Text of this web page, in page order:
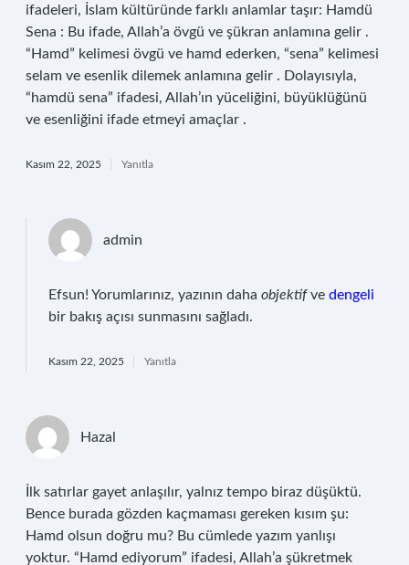
ifadeleri, İslam kültüründe farklı anlamlar taşır: Hamdü
Sena : Bu ifade, Allah’a övgü ve şükran anlamına gelir .
“Hamd” kelimesi övgü ve hamd ederken, “sena” kelimesi
selam ve esenlik dilemek anlamına gelir . Dolayısıyla,
“hamdü sena” ifadesi, Allah’ın yüceliğini, büyüklüğünü
ve esenliğini ifade etmeyi amaçlar .
Kasım 22, 2025 Yanıtla
admin
Efsun! Yorumlarınız, yazının daha objektifve dengeli
bir bakış açısı sunmasını sağladı.
Kasım 22, 2025 Yanıtla
Hazal
İlk satırlar gayet anlaşılır, yalnız tempo biraz düşüktü.
Bence burada gözden kaçmaması gereken kısım şu:
Hamd olsun doğru mu? Bu cümlede yazım yanlışı
yoktur. “Hamd ediyorum” ifadesi, Allah’a şükretmek